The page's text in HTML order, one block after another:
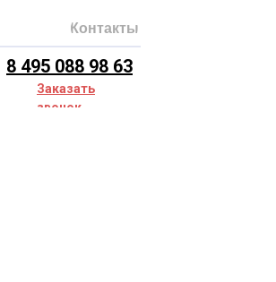
Контакты
8 495 088 98 63
Заказать
звонок